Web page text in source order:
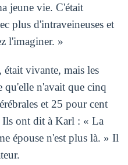
jeune vie. C'était
plus d'intraveineuses et
l'imaginer. »
vivante, mais les
qu'elle n'avait que cinq
et 25 pour cent
Ils ont dit à Karl : « La
épouse n'est plus là. » Il